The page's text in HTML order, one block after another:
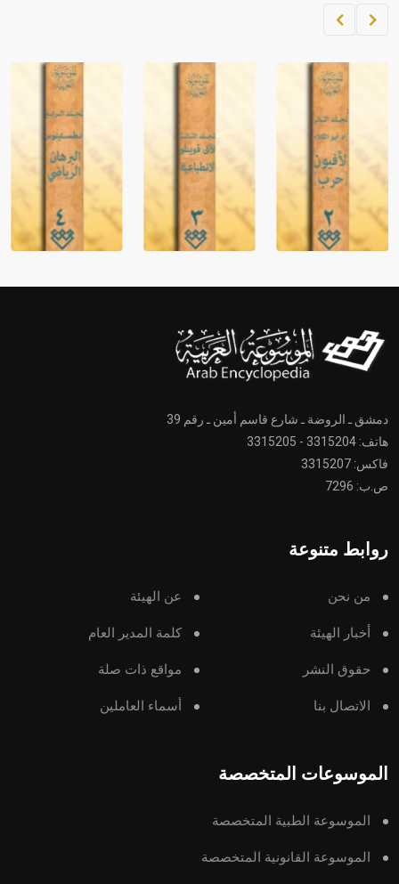
دمشق ـ الروضة ـ شارع قاسم أمين ـ رقم 39
هاتف: 3315204 - 3315205
فاكس: 3315207
ص.ب: 7296
روابط متنوعة
من نحن عن الهيئة
أخبار الهيئة كلمة المدير العام
حقوق النشر مواقع ذات صلة
الاتصال بنا أسماء العاملين
الموسوعات المتخصصة
الموسوعة الطبية المتخصصة
الموسوعة القانونية المتخصصة